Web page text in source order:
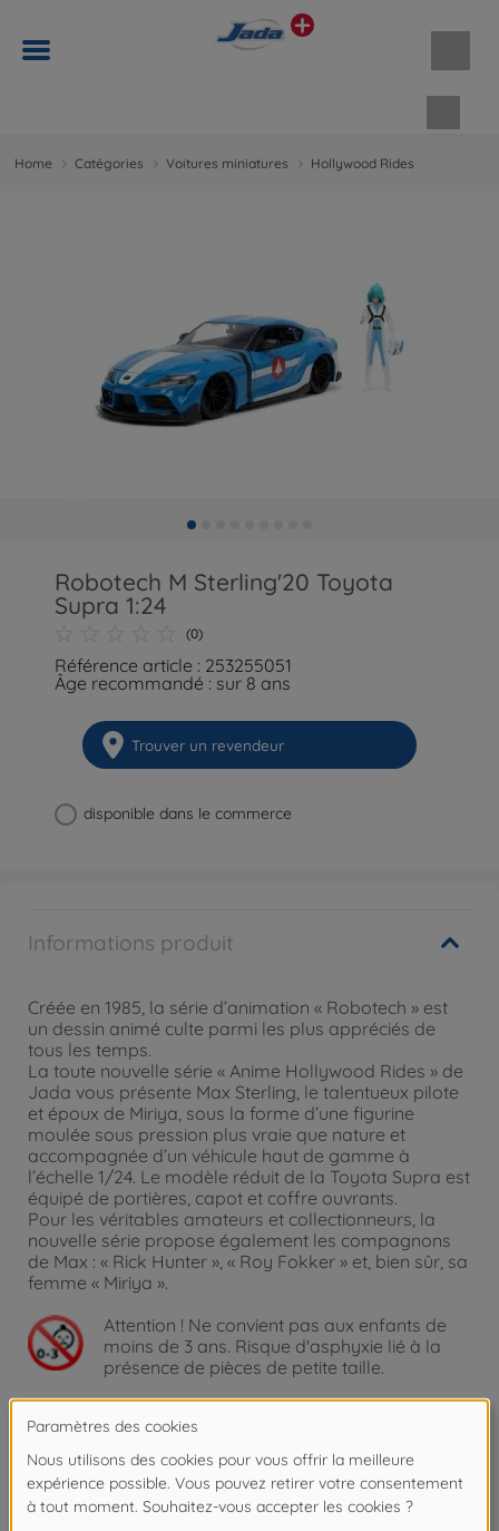
Home Catégories Voitures miniatures Hollywood Rides
Robotech M Sterling'20 Toyota
Supra 1:24
(0)
Référence article : 253255051
Âge recommandé : sur 8 ans
Trouver un revendeur
disponible dans le commerce
Informations produit
Créée en 1985, la série d’animation « Robotech » est
un dessin animé culte parmi les plus appréciés de
tous les temps.
La toute nouvelle série « Anime Hollywood Rides » de
Jada vous présente Max Sterling, le talentueux pilote
et époux de Miriya, sous la forme d’une figurine
moulée sous pression plus vraie que nature et
accompagnée d’un véhicule haut de gamme à
l’échelle 1/24. Le modèle réduit de la Toyota Supra est
équipé de portières, capot et coffre ouvrants.
Pour les véritables amateurs et collectionneurs, la
nouvelle série propose également les compagnons
de Max : « Rick Hunter », « Roy Fokker » et, bien sûr, sa
femme « Miriya ».
Attention ! Ne convient pas aux enfants de
moins de 3 ans. Risque d'asphyxie lié à la
présence de pièces de petite taille.